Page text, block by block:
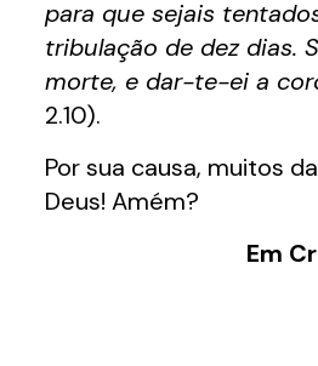
para que sejais
tribulação de dez dias.
morte, e dar-te-ei a
2.10).
Por sua causa, muitos
Deus! Amém?
Em